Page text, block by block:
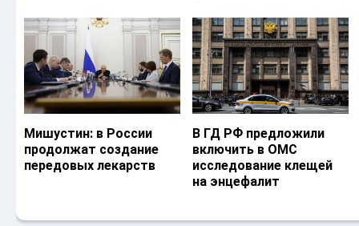
Мишустин: в России
продолжат создание
передовых лекарств
В ГД РФ предложили
включить в ОМС
исследование клещей
на энцефалит